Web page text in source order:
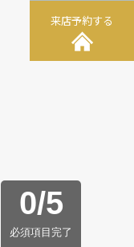
来店予約する
0/5
必須項目完了